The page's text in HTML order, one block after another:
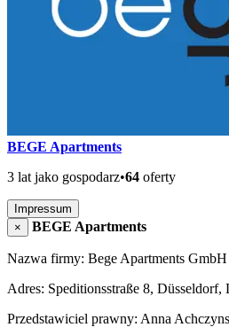
BEGE Apartments
3 lat jako gospodarz•64 oferty
Impressum
×
BEGE Apartments
Nazwa firmy: Bege Apartments GmbH
Adres: Speditionsstraße 8, Düsseldorf,
Przedstawiciel prawny: Anna